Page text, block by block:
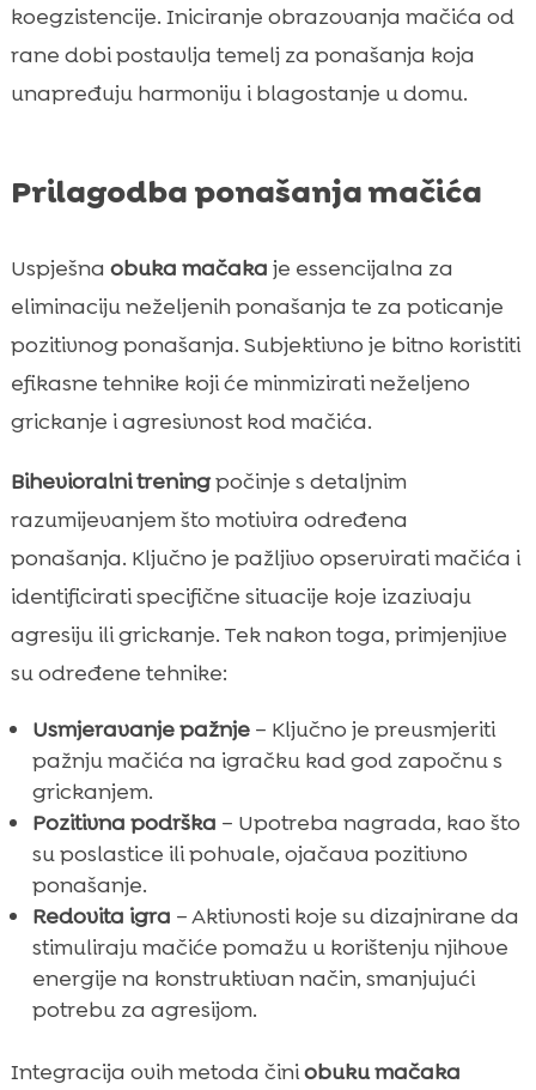
koegzistencije. Iniciranje obrazovanja mačića od
rane dobi postavlja temelj za ponašanja koja
unapređuju harmoniju i blagostanje u domu.
Prilagodba ponašanja mačića
Uspješna obuka mačaka je essencijalna za
eliminaciju neželjenih ponašanja te za poticanje
pozitivnog ponašanja. Subjektivno je bitno koristiti
efikasne tehnike koji će minmizirati neželjeno
grickanje i agresivnost kod mačića.
Bihevioralni treningpočinje s detaljnim
razumijevanjem što motivira određena
ponašanja. Ključno je pažljivo opservirati mačića i
identificirati specifične situacije koje izazivaju
agresiju ili grickanje. Tek nakon toga, primjenjive
su određene tehnike:
Usmjeravanje pažnje– Ključno je preusmjeriti
pažnju mačića na igračku kad god započnu s
grickanjem.
Pozitivna podrška – Upotreba nagrada, kao što
su poslastice ili pohvale, ojačava pozitivno
ponašanje.
Redovita igra – Aktivnosti koje su dizajnirane da
stimuliraju mačiće pomažu u korištenju njihove
energije na konstruktivan način, smanjujući
potrebu za agresijom.
Integracija ovih metoda činiobuku mačaka